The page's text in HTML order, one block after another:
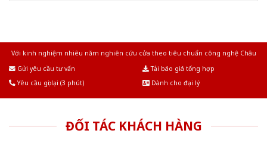
Với kinh nghiệm nhiêu năm nghiên cứu cửa theo tiêu chuẩn công nghệ Châu
Gửi yêu cầu tư vấn
Tải báo giá tổng hợp
Yêu cầu gọi lại (3 phút)
Dành cho đại lý
ĐỐI TÁC KHÁCH HÀNG